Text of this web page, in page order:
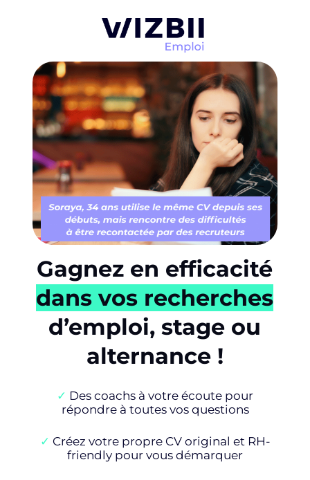
Gagnez en efficacité
dans vos recherches
d’emploi, stage ou
alternance !
✓ Des coachs à votre écoute pour
répondre à toutes vos questions
✓ Créez votre propre CV original et RH-
friendly pour vous démarquer